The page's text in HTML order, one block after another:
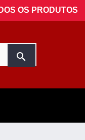
OS PRODUTOS
search